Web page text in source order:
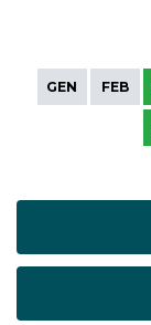
GEN FEB